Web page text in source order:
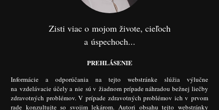
Zisti viac o mojom živote, cieľoch
a úspechoch...
PREHLÁSENIE
Informácie a odporúčania na tejto webstránke slúžia výlučne
na vzdelávacie účely a nie sú v žiadnom prípade náhradou bežnej liečby
zdravotných problémov. V prípade zdravotných problémov ich v prvom
rade konzultujte so svojim lekárom. Autori obsahu tejto webstránky